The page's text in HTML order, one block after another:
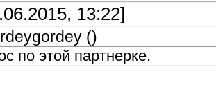
13:22]
()
по этой партнерке.